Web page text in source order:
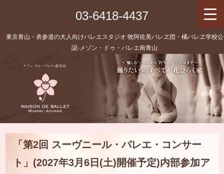
03-6418-4437
東京青山・表参道の大人向けバレエスタジオ 牧阿佐美バレヱ団・橘バレヱ学校公
認‐メゾン・ドゥ・バレエ南青山
「第2回 スーヴニール・バレエ・コンサー
ト」(2027年3月6日(土)開催予定)内部参加ア